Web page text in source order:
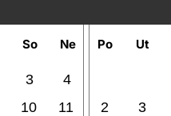
So Ne
3
4
10
11
Po Ut
2
3